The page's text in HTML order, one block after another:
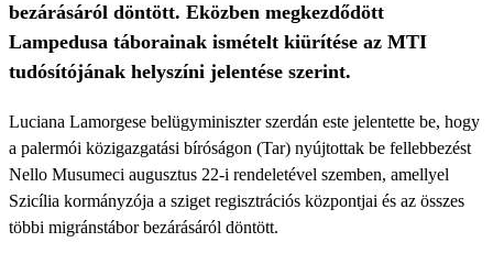
bezárásáról döntött. Eközben megkezdődött
Lampedusa táborainak ismételt kiürítése az MTI
tudósítójának helyszíni jelentése szerint.
Luciana Lamorgese belügyminiszter szerdán este jelentette be, hogy
a palermói közigazgatási bíróságon (Tar) nyújtottak be fellebbezést
Nello Musumeci augusztus 22-i rendeletével szemben, amellyel
Szicília kormányzója a sziget regisztrációs központjai és az összes
többi migránstábor bezárásáról döntött.